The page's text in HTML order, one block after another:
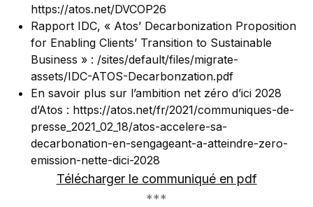
https://atos.net/DVCOP26
Rapport IDC, « Atos’ Decarbonization Proposition
for Enabling Clients’ Transition to Sustainable
Business » : /sites/default/files/migrate-
assets/IDC-ATOS-Decarbonzation.pdf
En savoir plus sur l’ambition net zéro d’ici 2028
d’Atos : https://atos.net/fr/2021/communiques-de-
presse_2021_02_18/atos-accelere-sa-
decarbonation-en-sengageant-a-atteindre-zero-
emission-nette-dici-2028
Télécharger le communiqué en pdf
***